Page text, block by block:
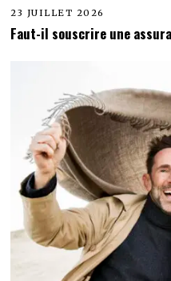
23 JUILLET 2026
Faut-il souscrire une